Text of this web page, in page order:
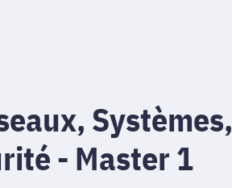
Systèmes,
- Master 1